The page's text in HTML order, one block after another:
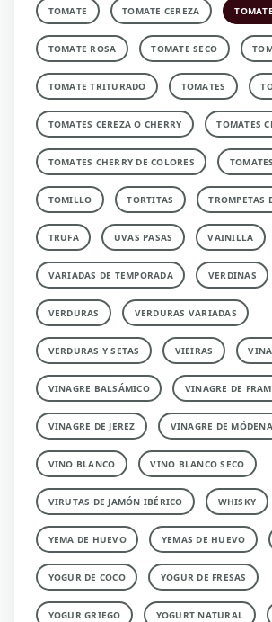
TOMATE TOMATE CEREZA
TOMATE ROSA TOMATE SECO
TOMATE TRITURADO TOMATES
TOMATES CEREZA O CHERRY TOMATES
TOMATES CHERRY DE COLORES
TOMILLO TORTITAS TROMPETAS
TRUFA UVAS PASAS VAINILLA
VARIADAS DE TEMPORADA VERDINAS
VERDURAS VERDURAS VARIADAS
VERDURAS Y SETAS VIEIRAS
VINAGRE BALSÁMICO VINAGRE DE
VINAGRE DE JEREZ VINAGRE DE MÓDENA
VINO BLANCO VINO BLANCO SECO
VIRUTAS DE JAMÓN IBÉRICO WHISKY
YEMA DE HUEVO YEMAS DE HUEVO
YOGUR DE COCO YOGUR DE FRESAS
YOGUR GRIEGO YOGURT NATURAL